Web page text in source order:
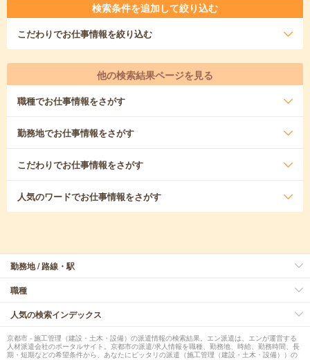
検索条件を追加して絞り込む
こだわりでお仕事情報を絞り込む
他の検索結果ページを見る
職種でお仕事情報をさがす
勤務地でお仕事情報をさがす
こだわりでお仕事情報をさがす
人気のワードでお仕事情報をさがす
勤務地 / 路線・駅
職種
人気の検索インデックス
京都市 - 施工管理（建設・土木・設備）の派遣情報の検索結果。エン派遣は、エンが運営する
人材派遣会社のポータルサイト。京都市の派遣/求人情報を職種、勤務地、時給、勤務時間、長
期・短期などの希望条件から、あなたにピッタリの派遣（施工管理（建設・土木・設備））の